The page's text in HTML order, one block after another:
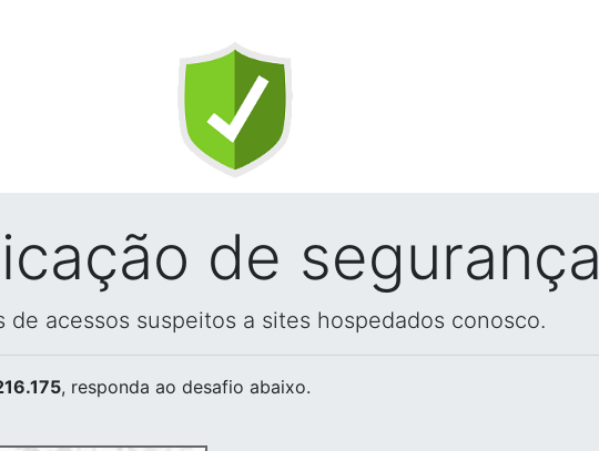
de segurança
acessos suspeitos a sites hospedados conosco.
, responda ao desafio abaixo.